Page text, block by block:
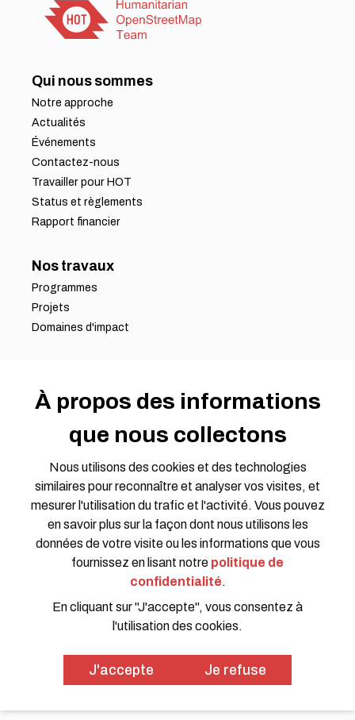
Qui nous sommes
Notre approche
Actualités
Événements
Contactez-nous
Travailler pour HOT
Status et règlements
Rapport financier
Nos travaux
Programmes
Projets
Domaines d'impact
Devenir partenaire
Offres d'emploi
Opportunités de bénévolat
Groupes de travail
Rejoindre la conversation
© 2026 HOTOSM all rights reserved. Website Design by
SWOON CREATIVE MEDIA
À propos des informations
que nous collectons
Nous utilisons des cookies et des technologies
similaires pour reconnaître et analyser vos visites, et
mesurer l'utilisation du trafic et l'activité. Vous pouvez
en savoir plus sur la façon dont nous utilisons les
données de votre visite ou les informations que vous
fournissez en lisant notre politique de
confidentialité.
En cliquant sur "J'accepte", vous consentez à
l'utilisation des cookies.
J'accepte Je refuse